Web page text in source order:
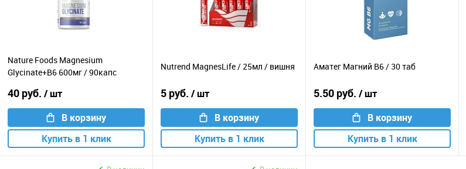
Nature Foods Magnesium
Glycinate+B6 600мг / 90капс
40 руб. / шт
В корзину
Купить в 1 клик
Nutrend MagnesLife / 25мл / вишня
5 руб. / шт
В корзину
Купить в 1 клик
Аматег Магний В6 / 30 таб
5.50 руб. / шт
В корзину
Купить в 1 клик